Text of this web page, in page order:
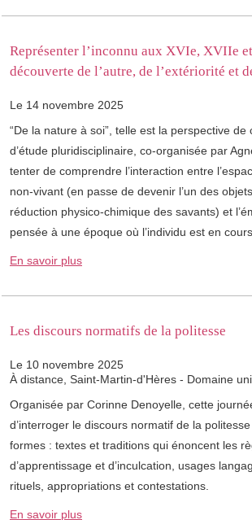
Représenter l’inconnu aux XVIe, XVIIe
découverte de l’autre, de l’extériorité et
Le 14 novembre 2025
“De la nature à soi”, telle est la perspective de
d’étude pluridisciplinaire, co-organisée par
tenter de comprendre l’interaction entre
non-vivant (en passe de devenir l’un des
réduction physico-chimique des savants) et
pensée à une époque où l’individu est en
En savoir plus
Les discours normatifs de la politesse
Le 10 novembre 2025
À distance, Saint-Martin-d'Hères - Domaine
Organisée par Corinne Denoyelle, cette
d’interroger le discours normatif de la
formes : textes et traditions qui énoncent les
d’apprentissage et d’inculcation, usages
rituels, appropriations et contestations.
En savoir plus